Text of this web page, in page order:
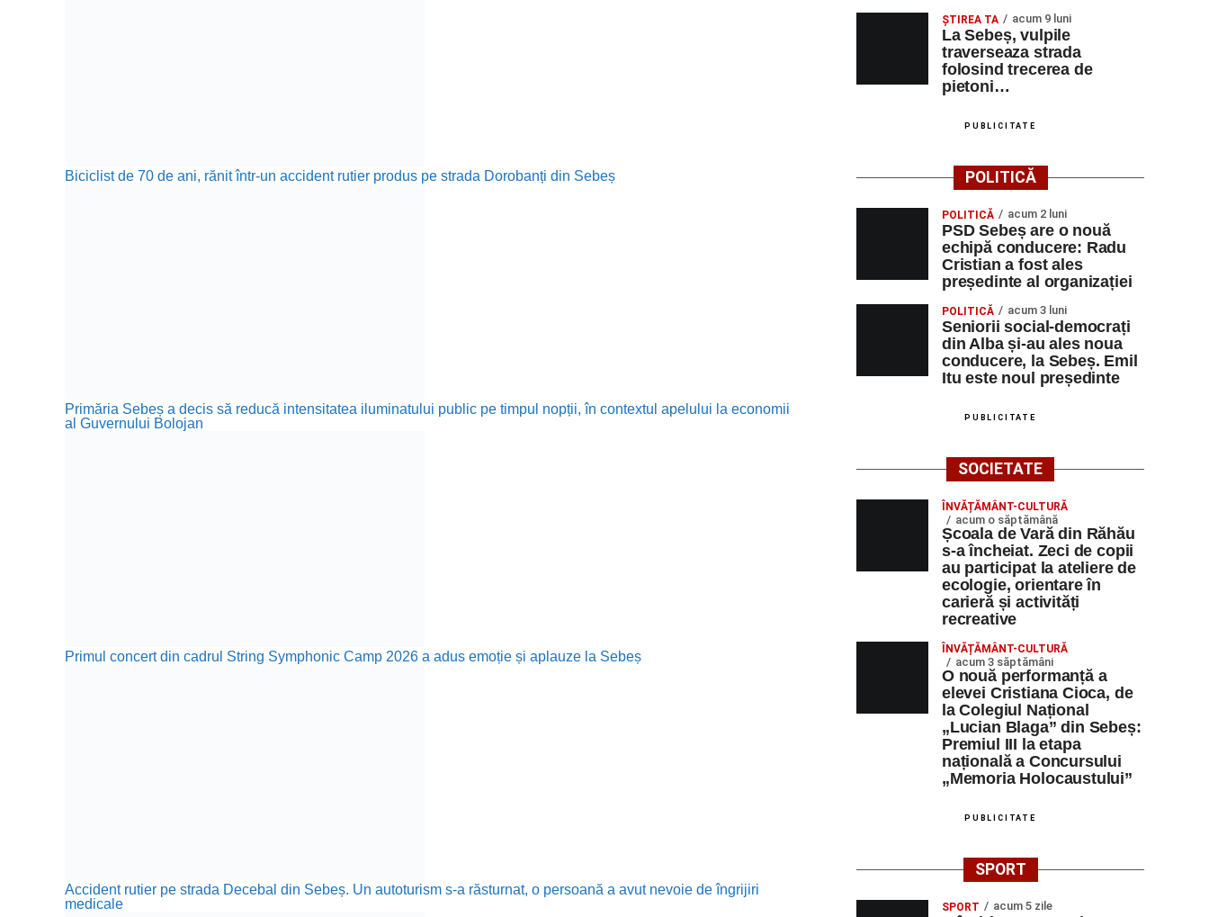
Biciclist de 70 de ani, rănit într-un accident rutier produs pe strada Dorobanți din Sebeș
Primăria Sebeș a decis să reducă intensitatea iluminatului public pe timpul nopții, în contextul apelului la economii
al Guvernului Bolojan
Primul concert din cadrul String Symphonic Camp 2026 a adus emoție și aplauze la Sebeș
Accident rutier pe strada Decebal din Sebeș. Un autoturism s-a răsturnat, o persoană a avut nevoie de îngrijiri
medicale
ŞTIREA TA acum 9 luni
La Sebeș, vulpile
traverseaza strada
folosind trecerea de
pietoni…
PUBLICITATE
POLITICĂ
POLITICĂ acum 2 luni
PSD Sebeș are o nouă
echipă conducere: Radu
Cristian a fost ales
președinte al organizației
POLITICĂ acum 3 luni
Seniorii social-democrați
din Alba și-au ales noua
conducere, la Sebeș. Emil
Itu este noul președinte
PUBLICITATE
SOCIETATE
ÎNVĂȚĂMÂNT-CULTURĂ
acum o săptămână
Școala de Vară din Răhău
s-a încheiat. Zeci de copii
au participat la ateliere de
ecologie, orientare în
carieră și activități
recreative
ÎNVĂȚĂMÂNT-CULTURĂ
acum 3 săptămâni
O nouă performanță a
elevei Cristiana Cioca, de
la Colegiul Național
„Lucian Blaga” din Sebeș:
Premiul III la etapa
națională a Concursului
„Memoria Holocaustului”
PUBLICITATE
SPORT
SPORT acum 5 zile